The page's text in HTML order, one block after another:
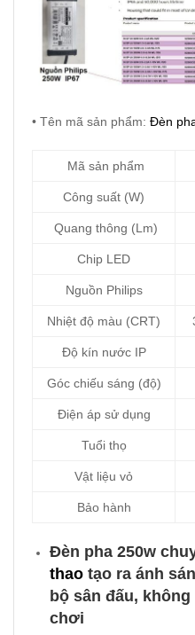
• Tên mã sản phẩm: Đèn
Mã sản phẩm
Công suất (W)
Quang thông (Lm)
Chip LED
Nguồn Philips
Nhiệt độ màu (CRT)
Độ kín nước IP
Góc chiếu sáng (độ)
Điện áp sử dụng
Tuổi thọ
Vật liệu vỏ
Bảo hành
Đèn pha 250w
thao tạo ra ánh
bộ sân đấu,
chơi